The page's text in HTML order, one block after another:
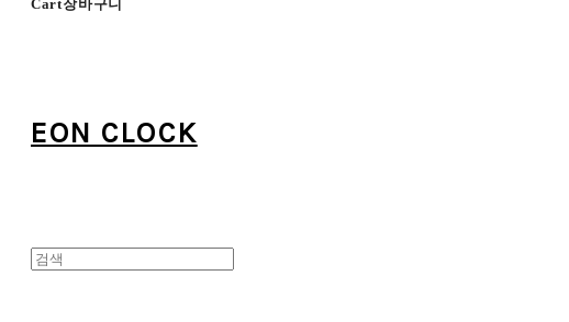
Cart장바구니
EON CLOCK